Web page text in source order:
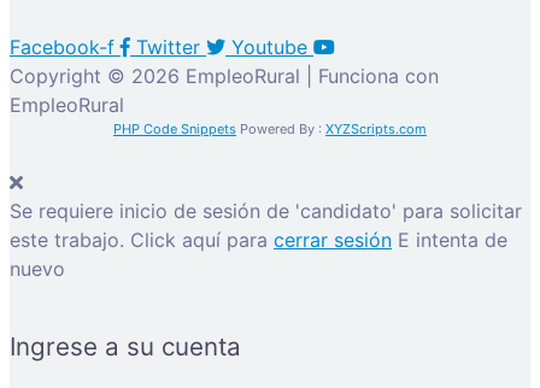
Facebook-f Twitter
Youtube
Copyright © 2026 EmpleoRural | Funciona con
EmpleoRural
PHP Code Snippets Powered By : XYZScripts.com
Se requiere inicio de sesión de 'candidato' para solicitar
este trabajo. Click aquí para cerrar sesión E intenta de
nuevo
Ingrese a su cuenta